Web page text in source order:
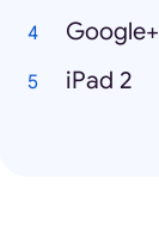
Google+
iPad 2